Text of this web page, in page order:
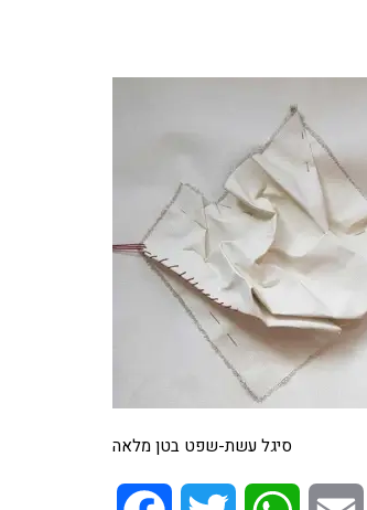
סיגל עשת-שפט בטן מלאה